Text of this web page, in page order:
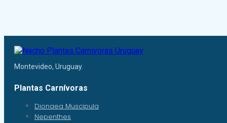
Montevideo, Uruguay.
Plantas Carnívoras
Dionaea Muscipula
Nepenthes